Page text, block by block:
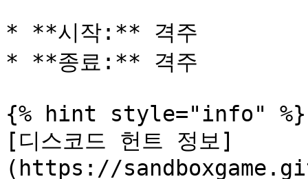
* **시작:** 격주
* **종료:** 격주
{% hint style="info" %}
[디스코드 헌트 정보]
(https://